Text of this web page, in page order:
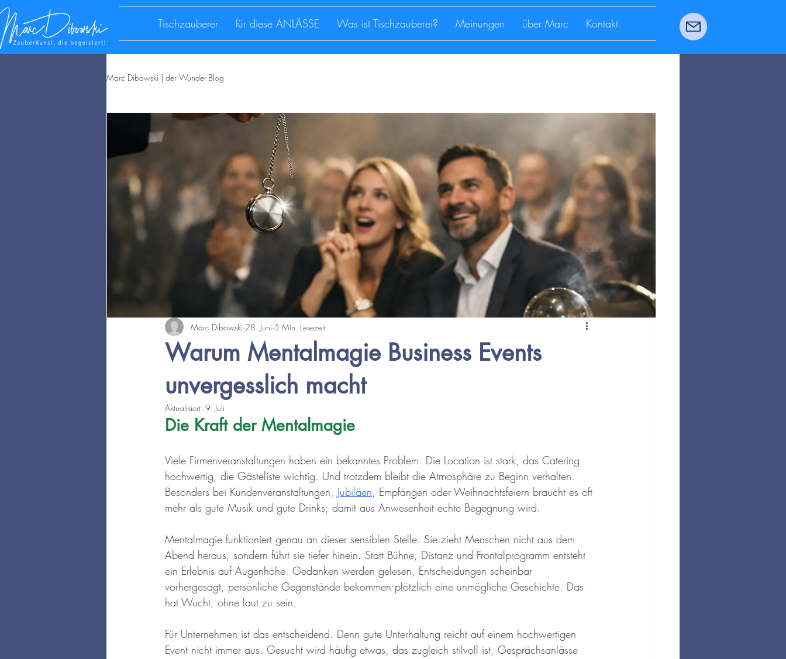
Tischzauberer für diese ANLÄSSE Was ist Tischzauberei? Meinungen über Marc Kontakt
Marc Dibowski | der Wunder-Blog
Warum Mentalmagie Business Events
unvergesslich macht
Marc Dibowski 28. Juni 5 Min. Lesezeit
Aktualisiert: 9. Juli
Die Kraft der Mentalmagie
Viele Firmenveranstaltungen haben ein bekanntes Problem. Die Location ist stark, das Catering
hochwertig, die Gästeliste wichtig. Und trotzdem bleibt die Atmosphäre zu Beginn verhalten.
Besonders bei Kundenveranstaltungen, Jubiläen, Empfängen oder Weihnachtsfeiern braucht es oft
mehr als gute Musik und gute Drinks, damit aus Anwesenheit echte Begegnung wird.
Mentalmagie funktioniert genau an dieser sensiblen Stelle. Sie zieht Menschen nicht aus dem
Abend heraus, sondern führt sie tiefer hinein. Statt Bühne, Distanz und Frontalprogramm entsteht
ein Erlebnis auf Augenhöhe. Gedanken werden gelesen, Entscheidungen scheinbar
vorhergesagt, persönliche Gegenstände bekommen plötzlich eine unmögliche Geschichte. Das
hat Wucht, ohne laut zu sein.
Für Unternehmen ist das entscheidend. Denn gute Unterhaltung reicht auf einem hochwertigen
Event nicht immer aus. Gesucht wird häufig etwas, das zugleich stilvoll ist, Gesprächsanlässe